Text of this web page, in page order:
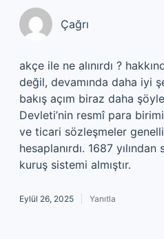
Çağrı
akçe ile ne alınırdı ?
değil, devamında daha iyi
bakış açım biraz daha
Devleti’nin resmî para
ve ticari sözleşmeler
hesaplanırdı. 1687
kuruş sistemi almıştır.
Eylül 26, 2025 Yanıtla